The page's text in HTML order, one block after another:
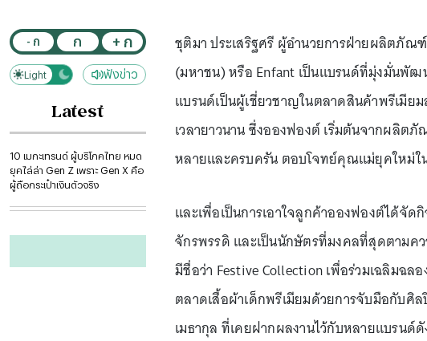
- ก ก + ก
Dark
Light ฟังข่าว
Latest
10 เมกะเทรนด์ ผู้บริโภคไทย หมด
ยุคไล่ล่า Gen Z เพราะ Gen X คือ
ผู้ถือกระเป๋าเงินตัวจริง
ชุติมา ประเสริฐศรี ผู้อำนวยการฝ่ายผลิตภัณ
(มหาชน) หรือ Enfant เป็นแบรนด์ที่มุ่งมั่น
แบรนด์เป็นผู้เชี่ยวชาญในตลาดสินค้าพรีเมีย
เวลายาวนาน ซึ่งอองฟองต์ เริ่มต้นจากผลิ
หลายและครบครัน ตอบโจทย์คุณแม่ยุคใหม่
และเพื่อเป็นการเอาใจลูกค้าอองฟองต์ได้จั
จักรพรรดิ และเป็นนักษัตรที่มงคลที่สุดตามค
มีชื่อว่า Festive Collection เพื่อร่วมเฉลิมฉล
ตลาดเสื้อผ้าเด็กพรีเมียมด้วยการจับมือกับศิ
เมธากุล ที่เคยฝากผลงานไว้กับหลายแบรนด์